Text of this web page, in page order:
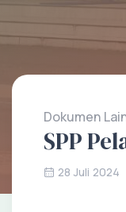
Dokumen
SPP
28 Juli 2024